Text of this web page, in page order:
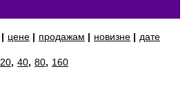
| цене | продажам | новизне | дате
20, 40, 80, 160